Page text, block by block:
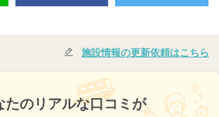
施設情報の更新依頼はこちら
たのリアルな口コミが